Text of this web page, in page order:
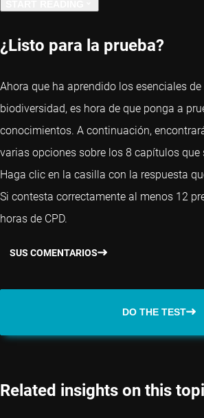
PREVIOUS CHAPTER
¿Listo para la prueba?
Ahora que ha aprendido los esenciales
biodiversidad, es hora de que ponga a
conocimientos. A continuación,
varias opciones sobre los 8 capítulos que
Haga clic en la casilla con la respuesta
Si contesta correctamente al menos 12
horas de CPD.
SUS COMENTARIOS
DO THE TEST
Related insights on this